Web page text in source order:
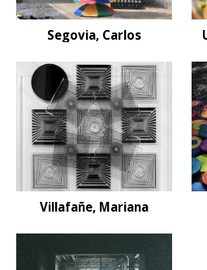
Segovia, Carlos
Villafañe, Mariana